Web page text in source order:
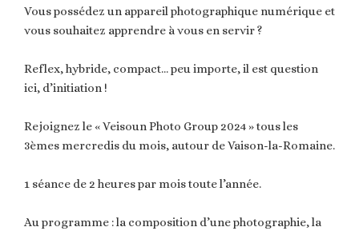
Vous possédez un appareil photographique numérique et
vous souhaitez apprendre à vous en servir ?
Reflex, hybride, compact… peu importe, il est question
ici, d’initiation !
Rejoignez le « Veisoun Photo Group 2024 » tous les
3èmes mercredis du mois, autour de Vaison-la-Romaine.
1 séance de 2 heures par mois toute l’année.
Au programme : la composition d’une photographie, la